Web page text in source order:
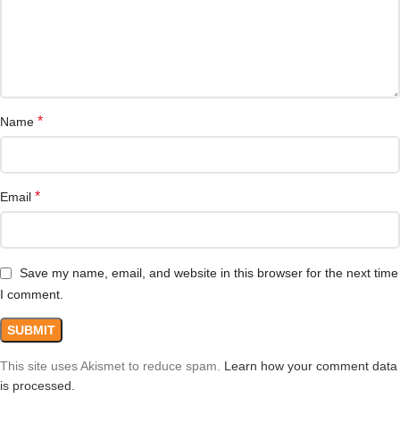
Name *
Email *
Save my name, email, and website in this browser for the next time
I comment.
This site uses Akismet to reduce spam. Learn how your comment data
is processed.